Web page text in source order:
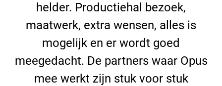
helder. Productiehal bezoek,
maatwerk, extra wensen, alles is
mogelijk en er wordt goed
meegedacht. De partners waar Opus
mee werkt zijn stuk voor stuk